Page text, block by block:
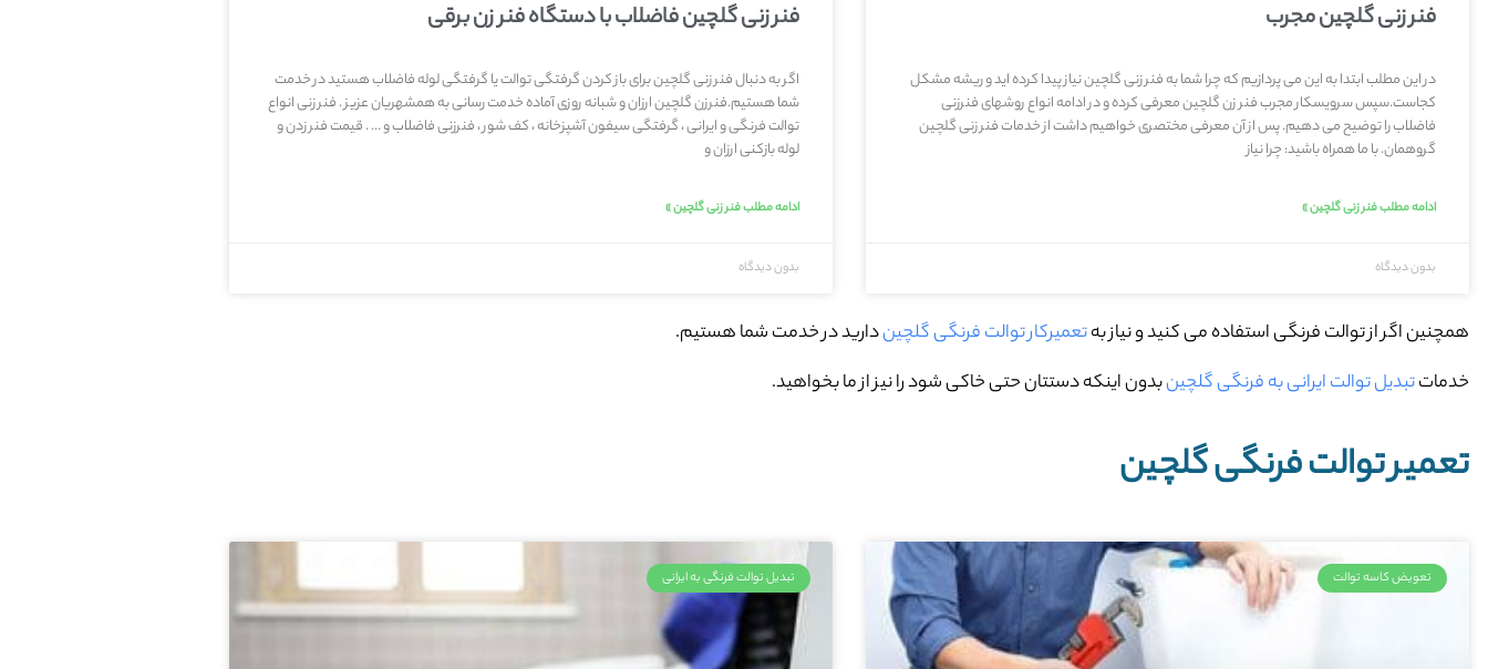
فنر زنی گلچین مجرب
در این مطلب ابتدا به این می پردازیم که چرا شما به فنر زنی گلچین نیاز پیدا کرده اید و ریشه مشکل
کجاست.سپس سرویسکار مجرب فنر زن گلچین معرفی کرده و در ادامه انواع روشهای فنرزنی
فاضلاب را توضیح می دهیم. پس از آن معرفی مختصری خواهیم داشت از خدمات فنر زنی گلچین
گروهمان. با ما همراه باشید: چرا نیاز
ادامه مطلب فنر زنی گلچین »
بدون دیدگاه
فنر زنی گلچین فاضلاب با دستگاه فنر زن برقی
اگر به دنبال فنر زنی گلچین برای باز کردن گرفتگی توالت یا گرفتگی لوله فاضلاب هستید در خدمت
شما هستیم.فنرزن گلچین ارزان و شبانه روزی آماده خدمت رسانی به همشهریان عزیز . فنر زنی انواع
توالت فرنگی و ایرانی ، گرفتگی سیفون آشپزخانه ، کف شور ، فنرزنی فاضلاب و … . قیمت فنر زدن و
لوله بازکنی ارزان و
ادامه مطلب فنر زنی گلچین »
بدون دیدگاه
همچنین اگر از توالت فرنگی استفاده می کنید و نیاز بهتعمیرکار توالت فرنگی گلچیندارید در خدمت شما هستیم.
خدماتتبدیل توالت ایرانی به فرنگی گلچینبدون اینکه دستتان حتی خاکی شود را نیز از ما بخواهید.
تعمیر توالت فرنگی گلچین
تعویض کاسه توالت تبدیل توالت فرنگی به ایرانی